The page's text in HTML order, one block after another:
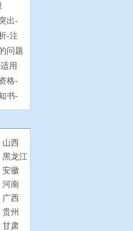
出-
-注
问题
用
格-
书-
山西
黑龙江
安徽
河南
广西
贵州
甘肃